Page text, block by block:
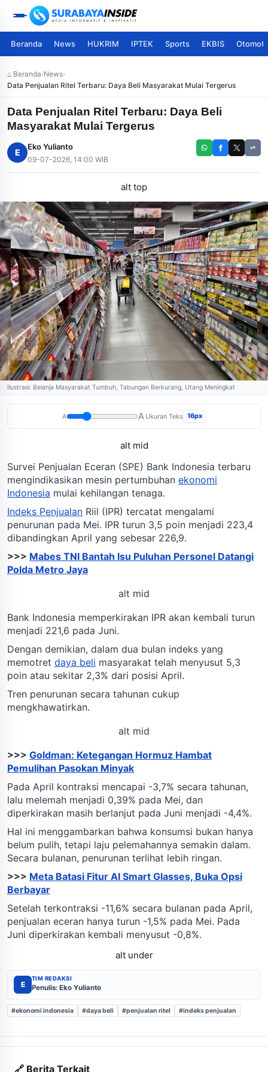
Beranda News HUKRIM IPTEK Sports EKBIS
⌂ Beranda›News›
Data Penjualan Ritel Terbaru: Daya Beli Masyarakat Mulai Tergerus
Data Penjualan Ritel Terbaru: Daya Beli
Masyarakat Mulai Tergerus
E
Eko Yulianto
09-07-2026, 14:00 WIB
alt top
Ilustrasi: Belanja Masyarakat Tumbuh, Tabungan Berkurang, Utang Meningkat
A A Ukuran Teks 16px
alt mid
Survei Penjualan Eceran (SPE) Bank Indonesia terbaru
mengindikasikan mesin pertumbuhan ekonomi
Indonesia mulai kehilangan tenaga.
Indeks Penjualan Riil (IPR) tercatat mengalami
penurunan pada Mei. IPR turun 3,5 poin menjadi 223,4
dibandingkan April yang sebesar 226,9.
>>> Mabes TNI Bantah Isu Puluhan Personel Datangi
Polda Metro Jaya
alt mid
Bank Indonesia memperkirakan IPR akan kembali turun
menjadi 221,6 pada Juni.
Dengan demikian, dalam dua bulan indeks yang
memotret daya beli masyarakat telah menyusut 5,3
poin atau sekitar 2,3% dari posisi April.
Tren penurunan secara tahunan cukup
mengkhawatirkan.
alt mid
>>> Goldman: Ketegangan Hormuz Hambat
Pemulihan Pasokan Minyak
Pada April kontraksi mencapai -3,7% secara tahunan,
lalu melemah menjadi 0,39% pada Mei, dan
diperkirakan masih berlanjut pada Juni menjadi -4,4%.
Hal ini menggambarkan bahwa konsumsi bukan hanya
belum pulih, tetapi laju pelemahannya semakin dalam.
Secara bulanan, penurunan terlihat lebih ringan.
>>> Meta Batasi Fitur AI Smart Glasses, Buka Opsi
Berbayar
Setelah terkontraksi -11,6% secara bulanan pada April,
penjualan eceran hanya turun -1,5% pada Mei. Pada
Juni diperkirakan kembali menyusut -0,8%.
alt under
E
TIM REDAKSI
Penulis: Eko Yulianto
#ekonomi indonesia #daya beli #penjualan ritel #indeks penjualan
🔗 Berita Terkait